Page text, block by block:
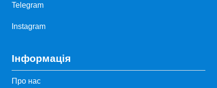
Telegram
Instagram
Інформація
Про нас